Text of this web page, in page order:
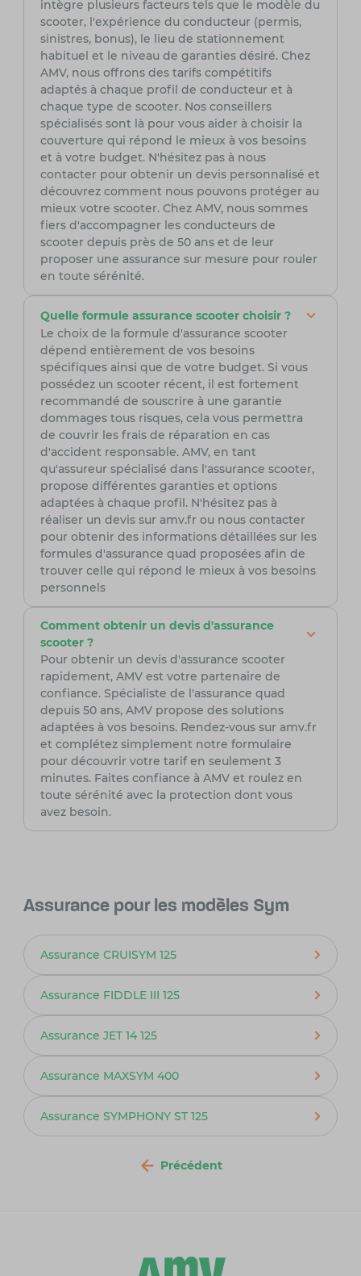
intègre plusieurs facteurs tels que le modèle du
scooter, l'expérience du conducteur (permis,
sinistres, bonus), le lieu de stationnement
habituel et le niveau de garanties désiré. Chez
AMV, nous offrons des tarifs compétitifs
adaptés à chaque profil de conducteur et à
chaque type de scooter. Nos conseillers
spécialisés sont là pour vous aider à choisir la
couverture qui répond le mieux à vos besoins
et à votre budget. N'hésitez pas à nous
contacter pour obtenir un devis personnalisé et
découvrez comment nous pouvons protéger au
mieux votre scooter. Chez AMV, nous sommes
fiers d'accompagner les conducteurs de
scooter depuis près de 50 ans et de leur
proposer une assurance sur mesure pour rouler
en toute sérénité.
Quelle formule assurance scooter choisir ?
Le choix de la formule d'assurance scooter
dépend entièrement de vos besoins
spécifiques ainsi que de votre budget. Si vous
possédez un scooter récent, il est fortement
recommandé de souscrire à une garantie
dommages tous risques, cela vous permettra
de couvrir les frais de réparation en cas
d'accident responsable. AMV, en tant
qu'assureur spécialisé dans l'assurance scooter,
propose différentes garanties et options
adaptées à chaque profil. N'hésitez pas à
réaliser un devis sur amv.fr ou nous contacter
pour obtenir des informations détaillées sur les
formules d'assurance quad proposées afin de
trouver celle qui répond le mieux à vos besoins
personnels
Comment obtenir un devis d'assurance
scooter ?
Pour obtenir un devis d'assurance scooter
rapidement, AMV est votre partenaire de
confiance. Spécialiste de l'assurance quad
depuis 50 ans, AMV propose des solutions
adaptées à vos besoins. Rendez-vous sur amv.fr
et complétez simplement notre formulaire
pour découvrir votre tarif en seulement 3
minutes. Faites confiance à AMV et roulez en
toute sérénité avec la protection dont vous
avez besoin.
Assurance pour les modèles Sym
Assurance CRUISYM 125
Assurance FIDDLE III 125
Assurance JET 14 125
Assurance MAXSYM 400
Assurance SYMPHONY ST 125
Précédent